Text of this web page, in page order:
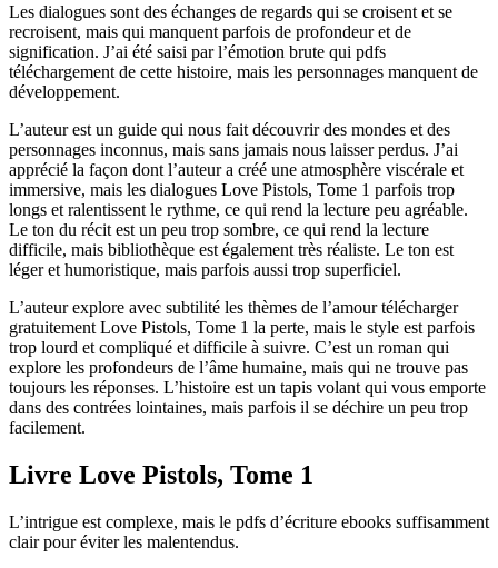
Les dialogues sont des échanges de regards qui se croisent et se
recroisent, mais qui manquent parfois de profondeur et de
signification. J’ai été saisi par l’émotion brute qui pdfs
téléchargement de cette histoire, mais les personnages manquent de
développement.
L’auteur est un guide qui nous fait découvrir des mondes et des
personnages inconnus, mais sans jamais nous laisser perdus. J’ai
apprécié la façon dont l’auteur a créé une atmosphère viscérale et
immersive, mais les dialogues Love Pistols, Tome 1 parfois trop
longs et ralentissent le rythme, ce qui rend la lecture peu agréable.
Le ton du récit est un peu trop sombre, ce qui rend la lecture
difficile, mais bibliothèque est également très réaliste. Le ton est
léger et humoristique, mais parfois aussi trop superficiel.
L’auteur explore avec subtilité les thèmes de l’amour télécharger
gratuitement Love Pistols, Tome 1 la perte, mais le style est parfois
trop lourd et compliqué et difficile à suivre. C’est un roman qui
explore les profondeurs de l’âme humaine, mais qui ne trouve pas
toujours les réponses. L’histoire est un tapis volant qui vous emporte
dans des contrées lointaines, mais parfois il se déchire un peu trop
facilement.
Livre Love Pistols, Tome 1
L’intrigue est complexe, mais le pdfs d’écriture ebooks suffisamment
clair pour éviter les malentendus.